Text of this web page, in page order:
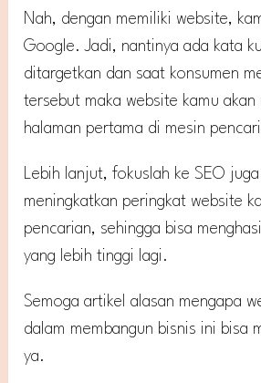
Nah, dengan memiliki website,
Google. Jadi, nantinya ada kata
ditargetkan dan saat konsumen
tersebut maka website kamu akan
halaman pertama di mesin
Lebih lanjut, fokuslah ke SEO
meningkatkan peringkat website
pencarian, sehingga bisa
yang lebih tinggi lagi.
Semoga artikel alasan mengapa
dalam membangun bisnis ini bisa
ya.